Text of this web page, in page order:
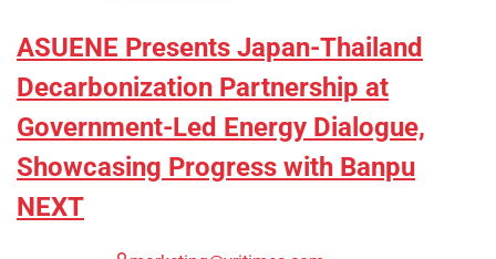
ASUENE Presents Japan-Thailand
Decarbonization Partnership at
Government-Led Energy Dialogue,
Showcasing Progress with Banpu
NEXT